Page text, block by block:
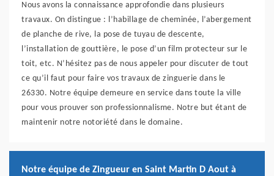
Nous avons la connaissance approfondie dans plusieurs
travaux. On distingue : l’habillage de cheminée, l’abergement
de planche de rive, la pose de tuyau de descente,
l’installation de gouttière, le pose d’un film protecteur sur le
toit, etc. N’hésitez pas de nous appeler pour discuter de tout
ce qu’il faut pour faire vos travaux de zinguerie dans le
26330. Notre équipe demeure en service dans toute la ville
pour vous prouver son professionnalisme. Notre but étant de
maintenir notre notoriété dans le domaine.
Notre équipe de Zingueur en Saint Martin D Aout à